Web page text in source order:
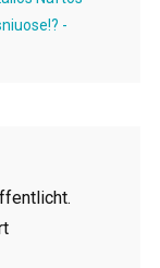
-